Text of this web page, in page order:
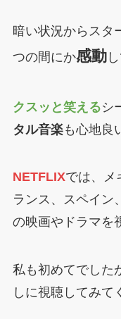
暗い状況からスタ
つの間にか感動し
クスッと笑えるシ
タル音楽も心地良
NETFLIXでは、メ
ランス、スペイン
の映画やドラマを
私も初めてでした
しに視聴してみて